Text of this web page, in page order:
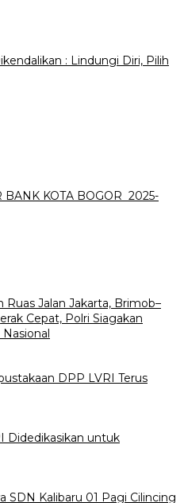
: Lindungi Diri, Pilih
BANK KOTA BOGOR 2025-
Jalan Jakarta, Brimob–
Cepat, Polri Siagakan
Nasional
DPP LVRI Terus
Didedikasikan untuk
SDN Kalibaru 01 Pagi Cilincing